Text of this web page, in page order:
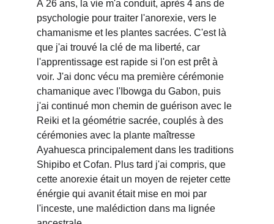
À 26 ans, la vie m'a conduit, après 4 ans de
psychologie pour traiter l'anorexie, vers le
chamanisme et les plantes sacrées. C'est là
que j'ai trouvé la clé de ma liberté, car
l'apprentissage est rapide si l'on est prêt à
voir. J'ai donc vécu ma première cérémonie
chamanique avec l'Ibowga du Gabon, puis
j'ai continué mon chemin de guérison avec le
Reiki et la géométrie sacrée, couplés à des
cérémonies avec la plante maîtresse
Ayahuesca principalement dans les traditions
Shipibo et Cofan. Plus tard j'ai compris, que
cette anorexie était un moyen de rejeter cette
énérgie qui avanit était mise en moi par
l'inceste, une malédiction dans ma lignée